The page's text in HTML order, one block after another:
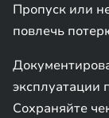
Пропуск или
повлечь
эксплуатации
Сохраняйте